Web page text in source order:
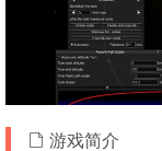
游戏简介